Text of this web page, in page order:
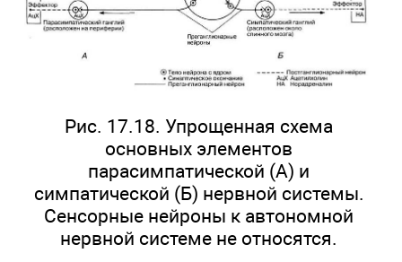
Рис. 17.18. Упрощенная схема
основных элементов
парасимпатической (А) и
симпатической (Б) нервной системы.
Сенсорные нейроны к автономной
нервной системе не относятся.